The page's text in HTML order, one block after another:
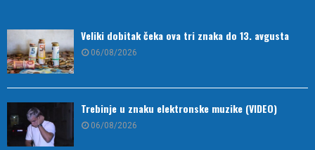
Veliki dobitak čeka ova tri znaka do 13. avgusta
06/08/2026
Trebinje u znaku elektronske muzike (VIDEO)
06/08/2026